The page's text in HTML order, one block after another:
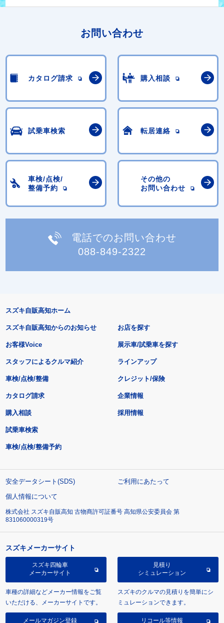
お問い合わせ
カタログ請求 購入相談
試乗車検索 転居連絡
車検/点検/
整備予約
その他の
お問い合わせ
電話でのお問い合わせ
088-849-2322
スズキ自販高知ホーム
スズキ自販高知からのお知らせ
お客様Voice
スタッフによるクルマ紹介
お店を探す
展示車/試乗車を探す
ラインアップ
車検/点検/整備 クレジット/保険
カタログ請求
購入相談
試乗車検索
車検/点検/整備予約
企業情報
採用情報
安全データシート(SDS)
ご利用にあたって
個人情報について
株式会社 スズキ自販高知 古物商許可証番号 高知県公安委員会 第
831060000319号
スズキメーカーサイト
スズキ四輪車
メーカーサイト
車種の詳細などメーカー情報をご覧
いただける、メーカーサイトです。
見積り
シミュレーション
スズキのクルマの見積りを簡単にシ
ミュレーションできます。
メールマガジン登録 リコール等情報